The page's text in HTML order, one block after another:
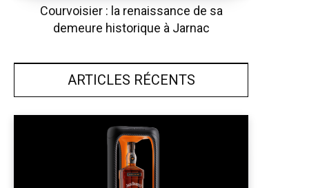
Courvoisier : la renaissance de sa
demeure historique à Jarnac
ARTICLES RÉCENTS